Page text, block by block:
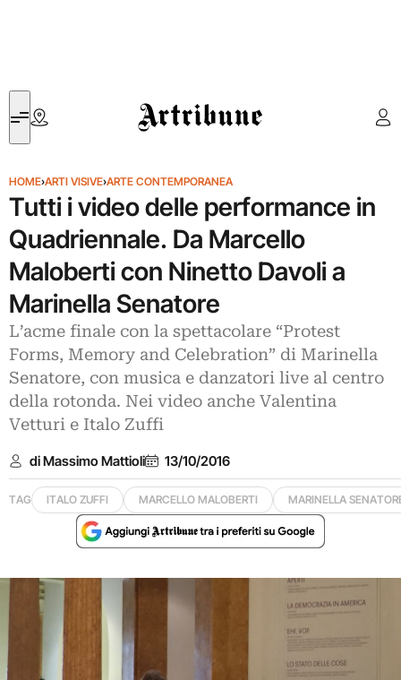
Artribune
HOME›ARTI VISIVE›ARTE CONTEMPORANEA
Tutti i video delle performance in
Quadriennale. Da Marcello
Maloberti con Ninetto Davoli a
Marinella Senatore
L’acme finale con la spettacolare “Protest
Forms, Memory and Celebration” di Marinella
Senatore, con musica e danzatori live al centro
della rotonda. Nei video anche Valentina
Vetturi e Italo Zuffi
di Massimo Mattioli 13/10/2016
TAG ITALO ZUFFI MARCELLO MALOBERTI MARINELLA